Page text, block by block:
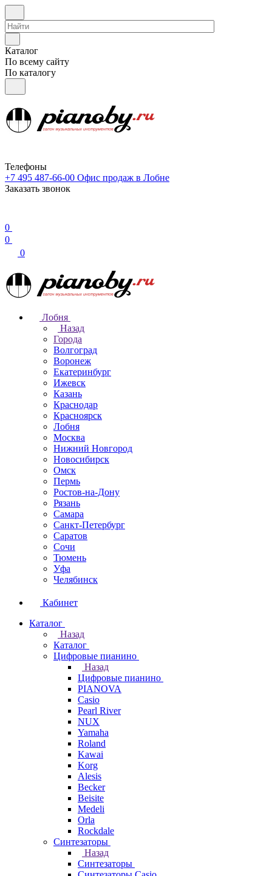
Каталог
По всему сайту
По каталогу
Телефоны
+7 495 487-66-00 Офис продаж в Лобне
Заказать звонок
0
0
0
Лобня
Назад
Города
Волгоград
Воронеж
Екатеринбург
Ижевск
Казань
Краснодар
Красноярск
Лобня
Москва
Нижний Новгород
Новосибирск
Омск
Пермь
Ростов-на-Дону
Рязань
Самара
Санкт-Петербург
Саратов
Сочи
Тюмень
Уфа
Челябинск
Кабинет
Каталог
Назад
Каталог
Цифровые пианино
Назад
Цифровые пианино
PIANOVA
Casio
Pearl River
NUX
Yamaha
Roland
Kawai
Korg
Alesis
Becker
Beisite
Medeli
Orla
Rockdale
Синтезаторы
Назад
Синтезаторы